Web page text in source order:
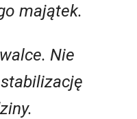
majątek.
Nie